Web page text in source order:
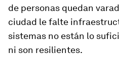
de personas quedan
ciudad le falte
sistemas no están lo
ni son resilientes.